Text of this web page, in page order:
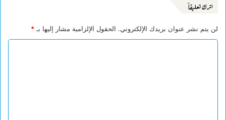
اترك تعليقاً
لن يتم نشر عنوان بريدك الإلكتروني. الحقول الإلزامية مشار إليها بـ *